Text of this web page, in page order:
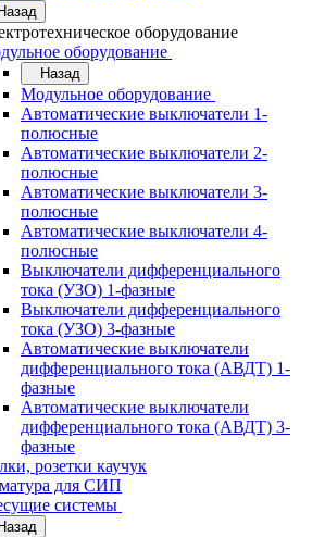
Назад
оборудование
оборудование
Назад
Модульное оборудование
Автоматические выключатели 1-
полюсные
Автоматические выключатели 2-
полюсные
Автоматические выключатели 3-
полюсные
Автоматические выключатели 4-
полюсные
Выключатели дифференциального
тока (УЗО) 1-фазные
Выключатели дифференциального
тока (УЗО) 3-фазные
Автоматические выключатели
дифференциального тока (АВДТ) 1-
фазные
Автоматические выключатели
дифференциального тока (АВДТ) 3-
фазные
розетки каучук
для СИП
системы
Назад